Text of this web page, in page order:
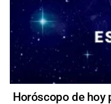
Horóscopo de hoy